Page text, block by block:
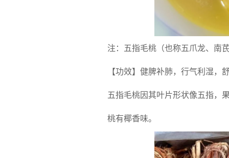
注：五指毛桃（也称五爪龙、南
【功效】健脾补肺，行气利湿，
五指毛桃因其叶片形状像五指，
桃有椰香味。